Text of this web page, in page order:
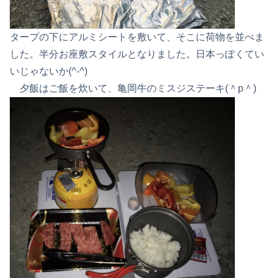
タープの下にアルミシートを敷いて、そこに荷物を並べま
した。半分お座敷スタイルとなりました。日本っぽくてい
いじゃないか(^-^)
夕飯はご飯を炊いて、亀岡牛のミスジステーキ(＾p＾)